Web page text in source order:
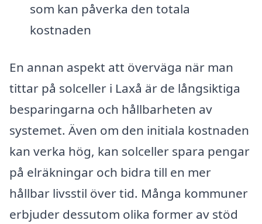
som kan påverka den totala
kostnaden
En annan aspekt att överväga när man
tittar på solceller i Laxå är de långsiktiga
besparingarna och hållbarheten av
systemet. Även om den initiala kostnaden
kan verka hög, kan solceller spara pengar
på elräkningar och bidra till en mer
hållbar livsstil över tid. Många kommuner
erbjuder dessutom olika former av stöd